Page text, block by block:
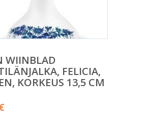
WIINBLAD
FELICIA,
KORKEUS 13,5 CM